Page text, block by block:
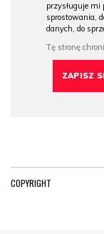
przysługuje mi
sprostowania,
danych, do
COPYRIGHT